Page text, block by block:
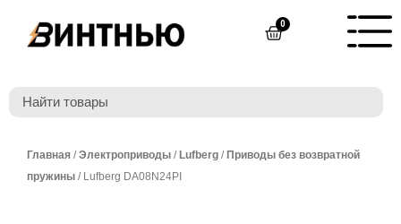
содержимому
0Cart
Главная /Электроприводы / Lufberg / Приводы без возвратной
пружины / Lufberg DA08N24PI